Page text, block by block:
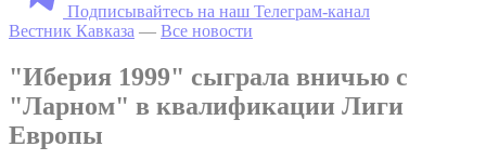
Подписывайтесь на наш Телеграм-канал
Вестник Кавказа — Все новости
"Иберия 1999" сыграла вничью с
"Ларном" в квалификации Лиги
Европы